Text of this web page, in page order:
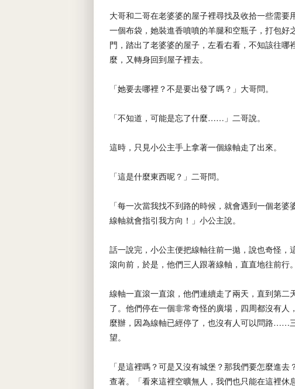
大哥和二哥在老婆婆的屋子裡尋找及收拾一些需要
一個布袋，她裝進香噴噴的羊腿和空瓶子，打包好
門，踏出了老婆婆的屋子，左看右看，不知該往哪
麼，又轉身回到屋子裡去。
「她要去哪裡？不是要出發了嗎？」大哥問。
「不知道，可能是忘了什麼……」二哥說。
這時，只見小公主手上拿著一個線軸走了出來。
「這是什麼東西呢？」二哥問。
「每一次當我找不到路的時候，就會遇到一個老
線軸就會指引我方向！」小公主說。
話一說完，小公主便把線軸往前一拋，說也奇怪，
滾向前，於是，他們三人跟著線軸，直直地往前行。
線軸一直滾一直滾，他們連續走了兩天，直到第二
了。他們停在一個非常奇怪的廣場，四周都沒有人
麼辦，因為線軸已經停了，也沒有人可以問路……
望。
「是這裡嗎？可是又沒有城堡？那我們要怎麼進
查著。「看來這裡空曠無人，我們也只能在這裡休